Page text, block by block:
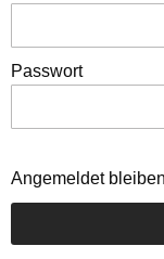
Passwort
Angemeldet bleiben